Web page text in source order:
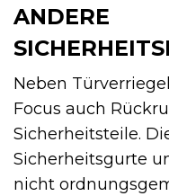
ANDERE
Neben
Focus auch
Sicherheitsteile.
Sicherheitsgurte
nicht